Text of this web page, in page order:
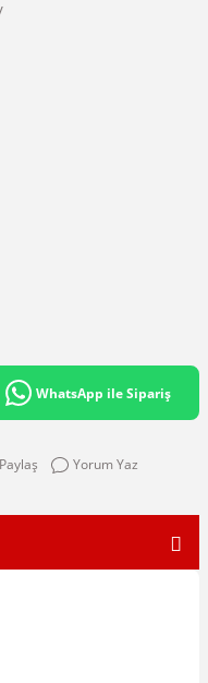
WhatsApp ile Sipariş
Paylaş Yorum Yaz